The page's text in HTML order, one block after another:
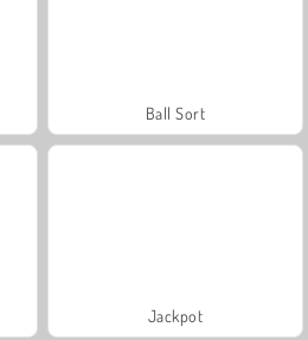
Ball Sort
Jackpot